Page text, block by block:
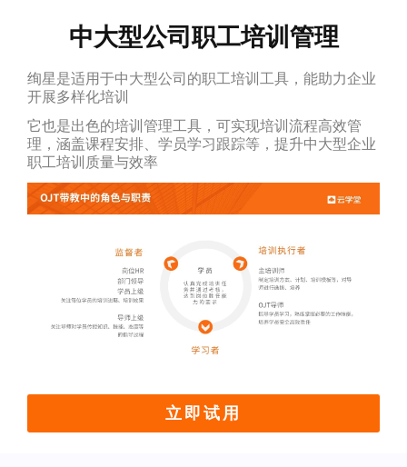
中大型公司职工培训管理
绚星是适用于中大型公司的职工培训工具，能助力企业
开展多样化培训
它也是出色的培训管理工具，可实现培训流程高效管
理，涵盖课程安排、学员学习跟踪等，提升中大型企业
职工培训质量与效率
立即试用